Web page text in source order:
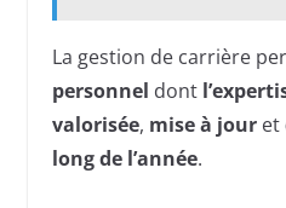
La gestion de carrière
personnel dont
valorisée, mise à jouret
long de l’année.